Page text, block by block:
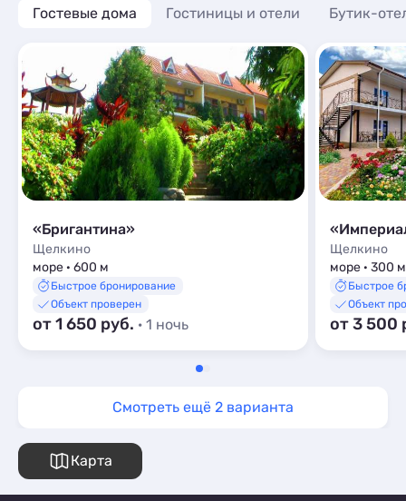
Гостевые дома Гостиницы и отели Бутик-
«Бригантина»
Щелкино
море · 600 м
Быстрое бронирование
Объект проверен
от 1 650 руб. · 1 ночь
Щелкино
море · 300 м
Быстрое
Объект
от 3 500
Смотреть ещё 2 варианта
Карта